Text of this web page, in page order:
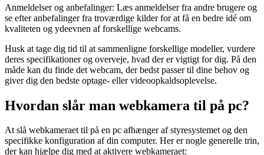
Anmeldelser og anbefalinger: Læs anmeldelser fra andre brugere og
se efter anbefalinger fra troværdige kilder for at få en bedre idé om
kvaliteten og ydeevnen af forskellige webcams.
Husk at tage dig tid til at sammenligne forskellige modeller, vurdere
deres specifikationer og overveje, hvad der er vigtigt for dig. På den
måde kan du finde det webcam, der bedst passer til dine behov og
giver dig den bedste optage- eller videoopkaldsoplevelse.
Hvordan slår man webkamera til på pc?
At slå webkameraet til på en pc afhænger af styresystemet og den
specifikke konfiguration af din computer. Her er nogle generelle trin,
der kan hjælpe dig med at aktivere webkameraet: